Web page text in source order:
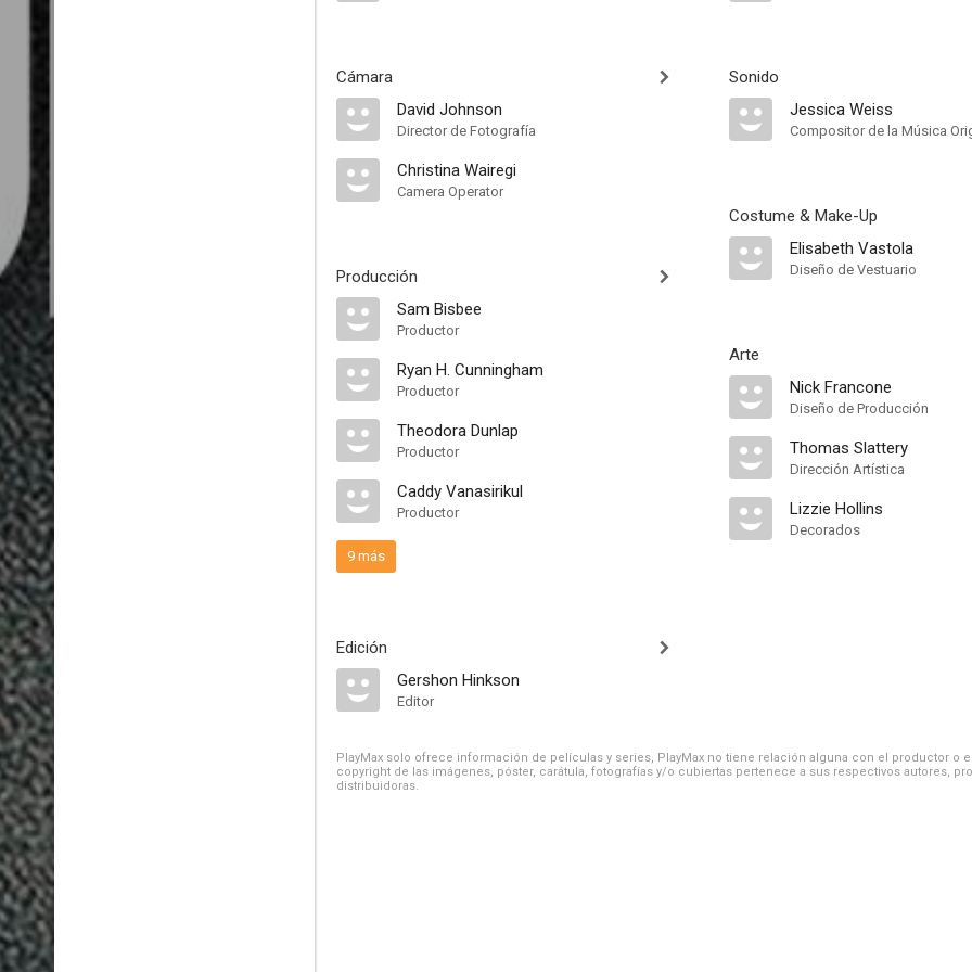
Cámara
David Johnson
Director de Fotografía
Christina Wairegi
Camera Operator
Producción
Sam Bisbee
Productor
Ryan H. Cunningham
Productor
Theodora Dunlap
Productor
Caddy Vanasirikul
Productor
9 más
Edición
Gershon Hinkson
Editor
Sonido
Jessica Weiss
Compositor de la Música
Costume & Make-Up
Elisabeth Vastola
Diseño de Vestuario
Arte
Nick Francone
Diseño de Producción
Thomas Slattery
Dirección Artística
Lizzie Hollins
Decorados
PlayMax solo ofrece información de películas y series, PlayMax no tiene relación alguna con el productor o
copyright de las imágenes, póster, carátula, fotografías y/o cubiertas pertenece a sus respectivos autores,
distribuidoras.